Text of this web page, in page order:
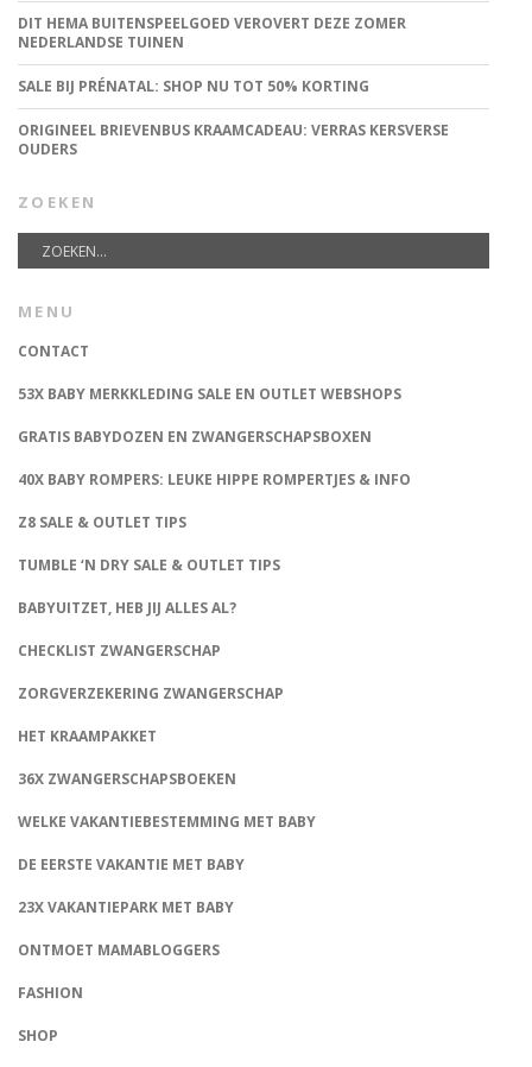
DIT HEMA BUITENSPEELGOED VEROVERT DEZE ZOMER
NEDERLANDSE TUINEN
SALE BIJ PRÉNATAL: SHOP NU TOT 50% KORTING
ORIGINEEL BRIEVENBUS KRAAMCADEAU: VERRAS KERSVERSE
OUDERS
ZOEKEN
MENU
CONTACT
53X BABY MERKKLEDING SALE EN OUTLET WEBSHOPS
GRATIS BABYDOZEN EN ZWANGERSCHAPSBOXEN
40X BABY ROMPERS: LEUKE HIPPE ROMPERTJES & INFO
Z8 SALE & OUTLET TIPS
TUMBLE ‘N DRY SALE & OUTLET TIPS
BABYUITZET, HEB JIJ ALLES AL?
CHECKLIST ZWANGERSCHAP
ZORGVERZEKERING ZWANGERSCHAP
HET KRAAMPAKKET
36X ZWANGERSCHAPSBOEKEN
WELKE VAKANTIEBESTEMMING MET BABY
DE EERSTE VAKANTIE MET BABY
23X VAKANTIEPARK MET BABY
ONTMOET MAMABLOGGERS
FASHION
SHOP